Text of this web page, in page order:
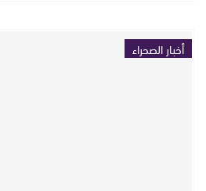
أخبار الصحراء